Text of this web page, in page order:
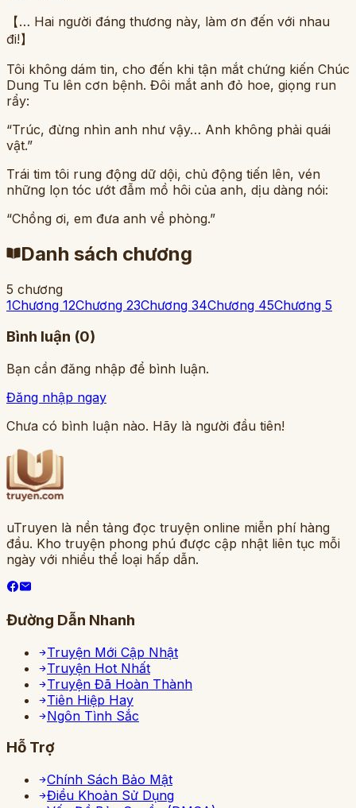
【… Hai người đáng thương này, làm ơn đến với nhau
đi!】
Tôi không dám tin, cho đến khi tận mắt chứng kiến Chúc
Dung Tu lên cơn bệnh. Đôi mắt anh đỏ hoe, giọng run
rẩy:
“Trúc, đừng nhìn anh như vậy… Anh không phải quái
vật.”
Trái tim tôi rung động dữ dội, chủ động tiến lên, vén
những lọn tóc ướt đẫm mồ hôi của anh, dịu dàng nói:
“Chồng ơi, em đưa anh về phòng.”
Danh sách chương
5 chương
1Chương 12Chương 23Chương 34Chương 45Chương 5
Bình luận (0)
Bạn cần đăng nhập để bình luận.
Đăng nhập ngay
Chưa có bình luận nào. Hãy là người đầu tiên!
uTruyen là nền tảng đọc truyện online miễn phí hàng
đầu. Kho truyện phong phú được cập nhật liên tục mỗi
ngày với nhiều thể loại hấp dẫn.
Đường Dẫn Nhanh
Truyện Mới Cập Nhật
Truyện Hot Nhất
Truyện Đã Hoàn Thành
Tiên Hiệp Hay
Ngôn Tình Sắc
Hỗ Trợ
Chính Sách Bảo Mật
Điều Khoản Sử Dụng